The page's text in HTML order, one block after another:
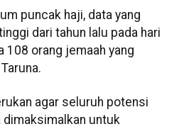
puncak haji, data yang
dari tahun lalu pada hari
108 orang jemaah yang
agar seluruh potensi
untuk